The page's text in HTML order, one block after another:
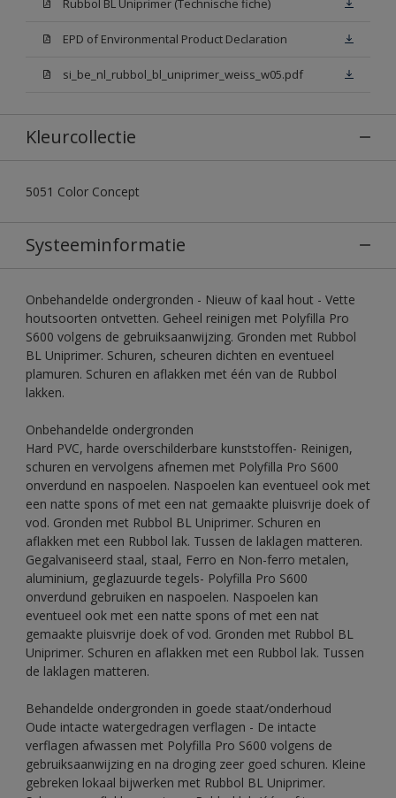
Rubbol BL Uniprimer (Technische fiche)
EPD of Environmental Product Declaration
si_be_nl_rubbol_bl_uniprimer_weiss_w05.pdf
Kleurcollectie
5051 Color Concept
Systeeminformatie
Onbehandelde ondergronden - Nieuw of kaal hout - Vette
houtsoorten ontvetten. Geheel reinigen met Polyfilla Pro
S600 volgens de gebruiksaanwijzing. Gronden met Rubbol
BL Uniprimer. Schuren, scheuren dichten en eventueel
plamuren. Schuren en aflakken met één van de Rubbol
lakken.
Onbehandelde ondergronden
Hard PVC, harde overschilderbare kunststoffen- Reinigen,
schuren en vervolgens afnemen met Polyfilla Pro S600
onverdund en naspoelen. Naspoelen kan eventueel ook met
een natte spons of met een nat gemaakte pluisvrije doek of
vod. Gronden met Rubbol BL Uniprimer. Schuren en
aflakken met een Rubbol lak. Tussen de laklagen matteren.
Gegalvaniseerd staal, staal, Ferro en Non-ferro metalen,
aluminium, geglazuurde tegels- Polyfilla Pro S600
onverdund gebruiken en naspoelen. Naspoelen kan
eventueel ook met een natte spons of met een nat
gemaakte pluisvrije doek of vod. Gronden met Rubbol BL
Uniprimer. Schuren en aflakken met een Rubbol lak. Tussen
de laklagen matteren.
Behandelde ondergronden in goede staat/onderhoud
Oude intacte watergedragen verflagen - De intacte
verflagen afwassen met Polyfilla Pro S600 volgens de
gebruiksaanwijzing en na droging zeer goed schuren. Kleine
gebreken lokaal bijwerken met Rubbol BL Uniprimer.